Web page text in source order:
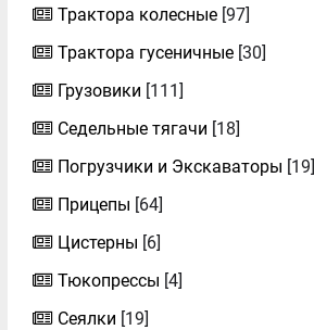
Трактора колесные [97]
Трактора гусеничные [30]
Грузовики [111]
Седельные тягачи [18]
Погрузчики и Экскаваторы [19]
Прицепы [64]
Цистерны [6]
Тюкопрессы [4]
Сеялки [19]